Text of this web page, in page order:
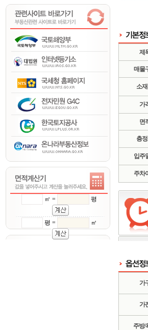
㎡ = 평
평 = ㎡
제
매물
소재
가
면
층
입주
주차
가
가
주방/